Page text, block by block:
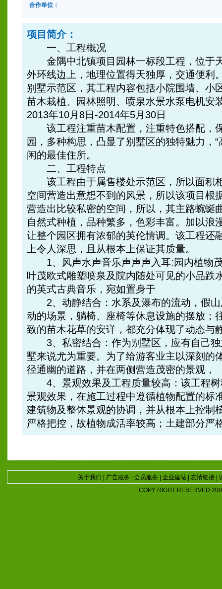
合作单位：
项目简介：
一、工程概况
金隅中北镇项目园林一标段工程，位于
外环线边上，地理位置得天独厚，交通便利
别墅示范区，其工程内容包括小院围墙、小
苗木栽植、园林照明、喷泉水景水泵电机安
2013年10月8日-2014年5月30日
该工程注重苗木配置，注重特色搭配，
园，多种构思，凸显了别墅区的独特魅力，
闲的最佳住所。
二、工程特点
该工程由于属售楼处示范区，所以面积
空间营造出意想不到的风景，所以该项目根
营造出比较私密的空间，所以，其主路蜿蜒
自然式种植，品种繁多，色彩丰富。加以浪
让整个园区拥有浓郁的英伦情调。该工程还
上令人深思，且从根本上保证其质量。
1、风声水声音乐声声声入耳:园内植物
叶茂欧式雕塑喷泉及院内随处可见的小品跌
的英式古典音乐，宛如置身于
2、动静结合：水系及瀑布的流动，假山
动的场景，躺椅、座椅等休息设施的摆放；
致的苗木花草的安详，都充分体现了动态与
3、私密结合：作为别墅区，应有自己独
墅来说尤为重要。为了给游客业主以深刻的
径通幽的道路，并在两侧营造茂密的景观，
4、景观效果及工程质量较高：该工程树
景观效果，在施工过程中遵循植物配置的标
建筑物及整体景观的协调，并从根本上控制
严格把控，故植物成活率较高；土建部分严
关于我们 广告服务 会员服务 企业建站 友情链接
COPY RIGHT RESERVED